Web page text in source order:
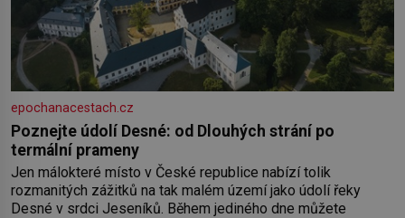
epochanacestach.cz
Poznejte údolí Desné: od Dlouhých strání po
termální prameny
Jen málokteré místo v České republice nabízí tolik
rozmanitých zážitků na tak malém území jako údolí řeky
Desné v srdci Jeseníků. Během jediného dne můžete